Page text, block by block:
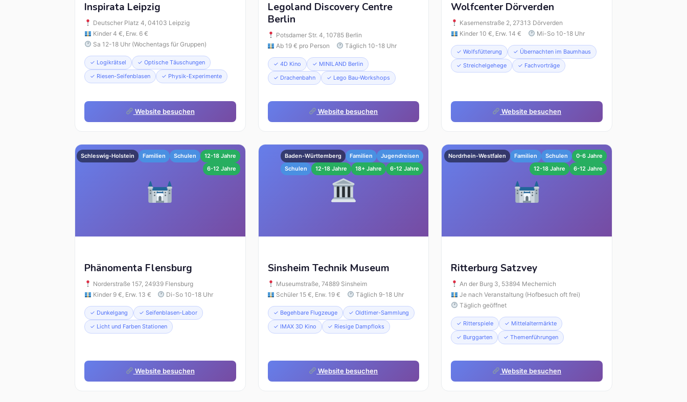
Inspirata Leipzig
Deutscher Platz 4, 04103 Leipzig
Kinder 4 €, Erw. 6 €
Sa 12-18 Uhr (Wochentags für Gruppen)
✓ Logikrätsel
✓ Optische Täuschungen
✓ Riesen-Seifenblasen
✓ Physik-Experimente
Website besuchen
Legoland Discovery Centre
Berlin
Potsdamer Str. 4, 10785 Berlin
Ab 19 € pro Person
Täglich 10-18 Uhr
✓ 4D Kino
✓ MINILAND Berlin
✓ Drachenbahn
✓ Lego Bau-Workshops
Website besuchen
Wolfcenter Dörverden
Kasernenstraße 2, 27313 Dörverden
Kinder 10 €, Erw. 14 €
Mi-So 10-18 Uhr
✓ Wolfsfütterung
✓ Übernachten im Baumhaus
✓ Streichelgehege
✓ Fachvorträge
Website besuchen
Schleswig-Holstein Familien Schulen
12-18 Jahre
6-12 Jahre
Phänomenta Flensburg
Norderstraße 157, 24939 Flensburg
Kinder 9 €, Erw. 13 €
Di-So 10-18 Uhr
✓ Dunkelgang
✓ Seifenblasen-Labor
✓ Licht und Farben Stationen
Website besuchen
Baden-Württemberg Familien
Jugendreisen
Schulen
12-18 Jahre 18+ Jahre 6-12 Jahre
Sinsheim Technik Museum
Museumstraße, 74889 Sinsheim
Schüler 15 €, Erw. 19 €
Täglich 9-18 Uhr
✓ Begehbare Flugzeuge
✓ Oldtimer-Sammlung
✓ IMAX 3D Kino
✓ Riesige Dampfloks
Website besuchen
Nordrhein-Westfalen Familien Schulen
0-6 Jahre
12-18 Jahre
6-12 Jahre
Ritterburg Satzvey
An der Burg 3, 53894 Mechernich
Je nach Veranstaltung (Hofbesuch oft frei)
Täglich geöffnet
✓ Ritterspiele
✓ Mittelaltermärkte
✓ Burggarten
✓ Themenführungen
Website besuchen